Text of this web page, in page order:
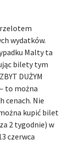
wydatków.
Malty ta
bilety tym
DUŻYM
to można
cenach. Nie
kupić bilet
2 tygodnie) w
czerwca